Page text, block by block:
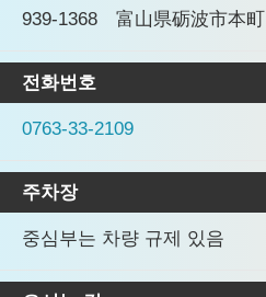
939-1368 富山県砺波市本町
전화번호
0763-33-2109
주차장
중심부는 차량 규제 있음